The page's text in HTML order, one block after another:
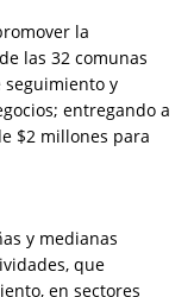
la
las 32 comunas
seguimiento y
entregando a
$2 millones para
y medianas
que
en sectores